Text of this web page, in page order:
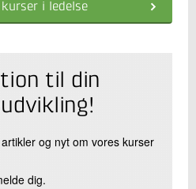
i ledelse
til din
og nyt om vores kurser
dig.